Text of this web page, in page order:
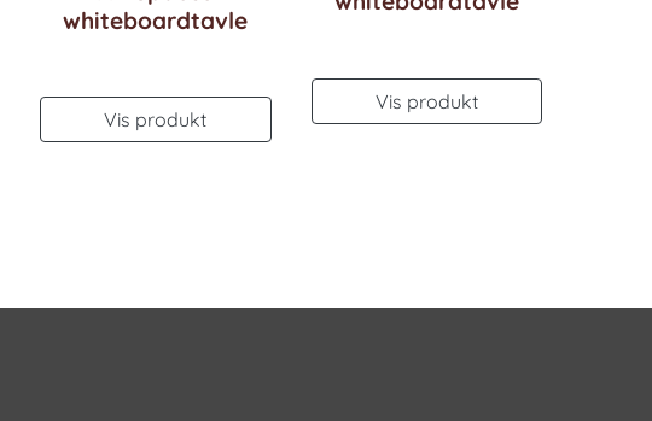
whiteboardtavle
Vis produkt
Vis produkt